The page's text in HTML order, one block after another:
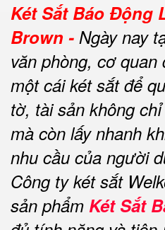
Két Sắt Báo Động
Brown - Ngày nay
văn phòng, cơ
một cái két sắt để
tờ, tài sản không
mà còn lấy nhanh
nhu cầu của người
Công ty két sắt
sản phẩm Két Sắt